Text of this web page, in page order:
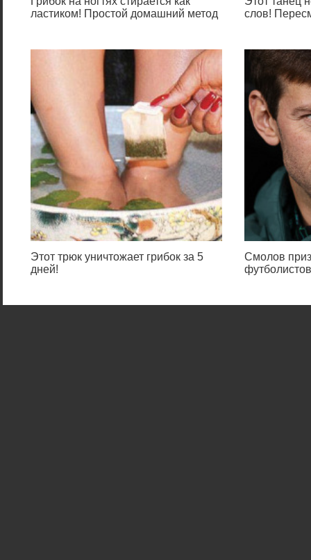
ластиком! Простой домашний метод
слов!
Этот трюк уничтожает грибок за 5
дней!
Смолов